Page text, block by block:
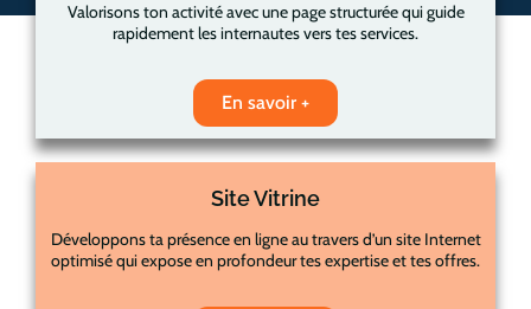
Valorisons ton activité avec une page structurée qui guide
rapidement les internautes vers tes services.
En savoir +
Site Vitrine
Développons ta présence en ligne au travers d’un site Internet
optimisé qui expose en profondeur tes expertise et tes offres.